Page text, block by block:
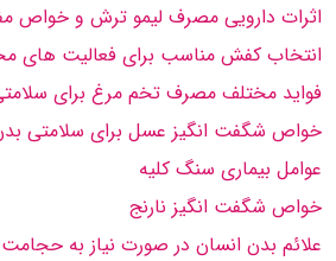
اثرات دارویی مصرف لیمو ترش و خواص
انتخاب کفش مناسب برای فعالیت های
فواید مختلف مصرف تخم مرغ برای
خواص شگفت انگیز عسل برای سلامتی
عوامل بیماری سنگ کلیه
خواص شگفت انگیز نارنج
علائم بدن انسان در صورت نیاز به حجامت